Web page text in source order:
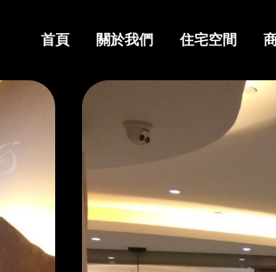
首頁 關於我們 住宅空間